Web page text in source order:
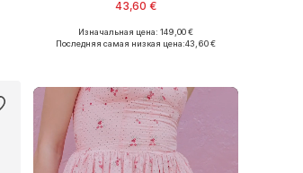
43,60 €
Доступные размеры: One Size
Изначальная цена: 149,00 €
Последняя самая низкая цена:43,60 €